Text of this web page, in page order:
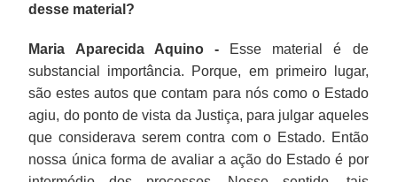
desse material?
Maria Aparecida Aquino -Esse material é de
substancial importância. Porque, em primeiro lugar,
são estes autos que contam para nós como o Estado
agiu, do ponto de vista da Justiça, para julgar aqueles
que considerava serem contra com o Estado. Então
nossa única forma de avaliar a ação do Estado é por